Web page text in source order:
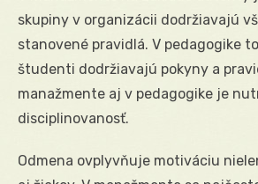
skupiny v organizácii dodržiavajú
stanovené pravidlá. V pedagogike
študenti dodržiavajú pokyny a
manažmente aj v pedagogike je
disciplinovanosť.
Odmena ovplyvňuje motiváciu